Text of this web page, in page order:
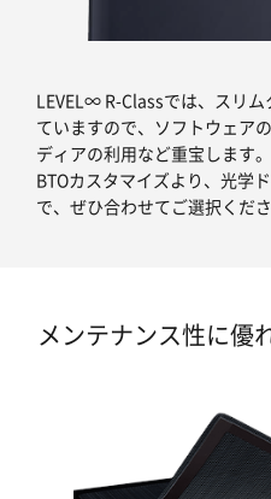
LEVEL∞ R-Classでは、スリ
ていますので、ソフトウェア
ディアの利用など重宝します。
BTOカスタマイズより、光学
で、ぜひ合わせてご選択くださ
メンテナンス性に優